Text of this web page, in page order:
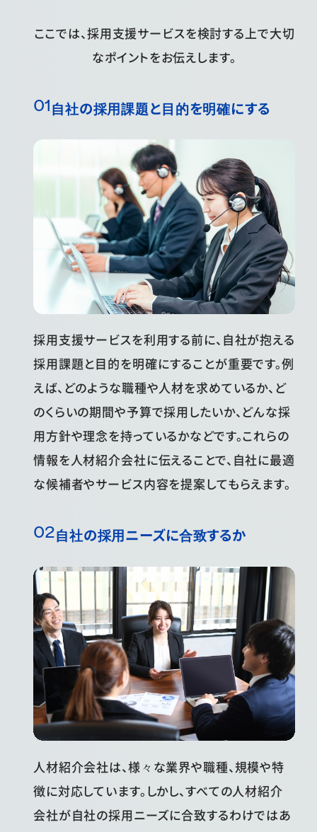
ここでは、採用支援サービスを検討する上で大切
なポイントをお伝えします。
自社の採用課題と目的を明確にする
採用支援サービスを利用する前に、自社が抱える
採用課題と目的を明確にすることが重要です。例
えば、どのような職種や人材を求めているか、ど
のくらいの期間や予算で採用したいか、どんな採
用方針や理念を持っているかなどです。これらの
情報を人材紹介会社に伝えることで、自社に最適
な候補者やサービス内容を提案してもらえます。
自社の採用ニーズに合致するか
人材紹介会社は、様々な業界や職種、規模や特
徴に対応しています。しかし、すべての人材紹介
会社が自社の採用ニーズに合致するわけではあ